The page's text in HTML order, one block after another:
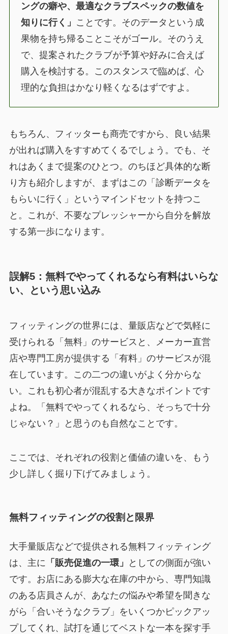
ングの癖や、最適なクラブスペックの数値を
知りに行く」 ことです。そのデータという成
果物を持ち帰ることこそがゴール。そのうえ
で、提案されたクラブが予算や好みに合えば
購入を検討する。このスタンスで臨めば、心
理的な負担はかなり軽くなるはずですよ。
もちろん、フィッターも商売ですから、良い結果
が出れば購入をすすめてくるでしょう。でも、そ
れはあくまで提案のひとつ。のちほど具体的な断
り方も紹介しますが、まずはこの「診断データを
もらいに行く」というマインドセットを持つこ
と。これが、不要なプレッシャーから自分を解放
する第一歩になります。
誤解5：無料でやってくれるなら有料はいらな
い、という思い込み
フィッティングの世界には、量販店などで気軽に
受けられる「無料」のサービスと、メーカー直営
店や専門工房が提供する「有料」のサービスが混
在しています。この二つの違いがよく分からな
い。これも初心者が混乱する大きなポイントです
よね。「無料でやってくれるなら、そっちで十分
じゃない？」と思うのも自然なことです。
ここでは、それぞれの役割と価値の違いを、もう
少し詳しく掘り下げてみましょう。
無料フィッティングの役割と限界
大手量販店などで提供される無料フィッティング
は、主に 「販売促進の一環」
としての側面が強い
です。お店にある膨大な在庫の中から、専門知識
のある店員さんが、あなたの悩みや希望を聞きな
がら「合いそうなクラブ」をいくつかピックアッ
プしてくれ、試打を通じてベストな一本を探す手